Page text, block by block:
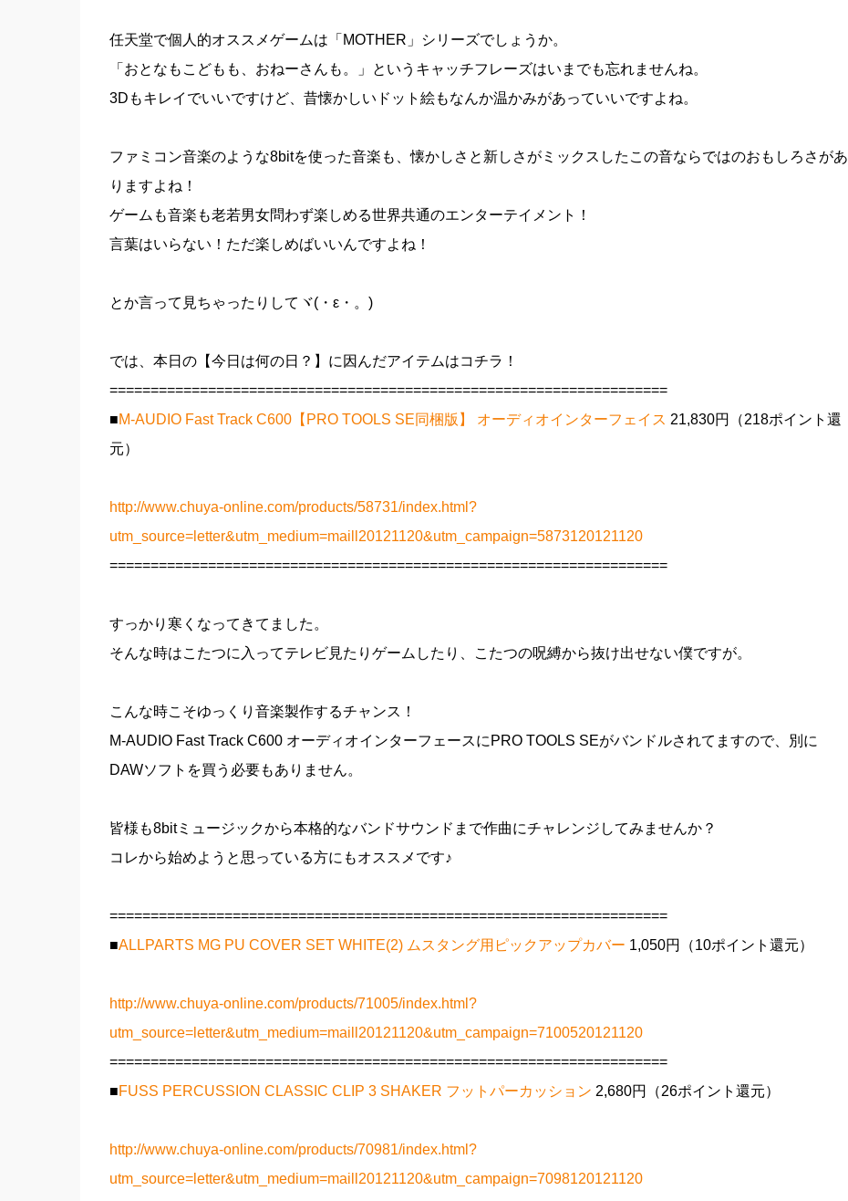
任天堂で個人的オススメゲームは「MOTHER」シリーズでしょうか。
「おとなもこどもも、おねーさんも。」というキャッチフレーズはいまでも忘れませんね。
3Dもキレイでいいですけど、昔懐かしいドット絵もなんか温かみがあっていいですよね。
ファミコン音楽のような8bitを使った音楽も、懐かしさと新しさがミックスしたこの音ならではのおもしろさがあ
りますよね！
ゲームも音楽も老若男女問わず楽しめる世界共通のエンターテイメント！
言葉はいらない！ただ楽しめばいいんですよね！
とか言って見ちゃったりしてヾ(・ε・。)
では、本日の【今日は何の日？】に因んだアイテムはコチラ！
====================================================================
■M-AUDIO Fast Track C600【PRO TOOLS SE同梱版】 オーディオインターフェイス 21,830円（218ポイント還
元）
http://www.chuya-online.com/products/58731/index.html?
utm_source=letter&utm_medium=maill20121120&utm_campaign=5873120121120
====================================================================
すっかり寒くなってきてました。
そんな時はこたつに入ってテレビ見たりゲームしたり、こたつの呪縛から抜け出せない僕ですが。
こんな時こそゆっくり音楽製作するチャンス！
M-AUDIO Fast Track C600 オーディオインターフェースにPRO TOOLS SEがバンドルされてますので、別に
DAWソフトを買う必要もありません。
皆様も8bitミュージックから本格的なバンドサウンドまで作曲にチャレンジしてみませんか？
コレから始めようと思っている方にもオススメです♪
====================================================================
■ALLPARTS MG PU COVER SET WHITE(2) ムスタング用ピックアップカバー 1,050円（10ポイント還元）
http://www.chuya-online.com/products/71005/index.html?
utm_source=letter&utm_medium=maill20121120&utm_campaign=7100520121120
====================================================================
■FUSS PERCUSSION CLASSIC CLIP 3 SHAKER フットパーカッション 2,680円（26ポイント還元）
http://www.chuya-online.com/products/70981/index.html?
utm_source=letter&utm_medium=maill20121120&utm_campaign=7098120121120